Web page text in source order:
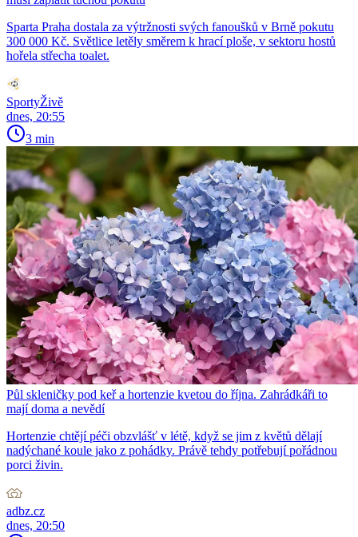
Sparta Praha dostala za výtržnosti svých fanoušků v Brně pokutu
300 000 Kč. Světlice letěly směrem k hrací ploše, v sektoru hostů
hořela střecha toalet.
SportyŽivě
dnes, 20:55
3 min
Půl skleničky pod keř a hortenzie kvetou do října. Zahrádkáři to
mají doma a nevědí
Hortenzie chtějí péči obzvlášť v létě, když se jim z květů dělají
nadýchané koule jako z pohádky. Právě tehdy potřebují pořádnou
porci živin.
adbz.cz
dnes, 20:50